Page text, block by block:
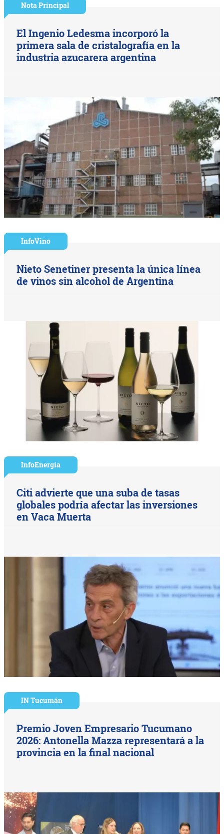
Nota Principal
El Ingenio Ledesma incorporó la
primera sala de cristalografía en la
industria azucarera argentina
InfoVino
Nieto Senetiner presenta la única línea
de vinos sin alcohol de Argentina
InfoEnergía
Citi advierte que una suba de tasas
globales podría afectar las inversiones
en Vaca Muerta
IN Tucumán
Premio Joven Empresario Tucumano
2026: Antonella Mazza representará a la
provincia en la final nacional